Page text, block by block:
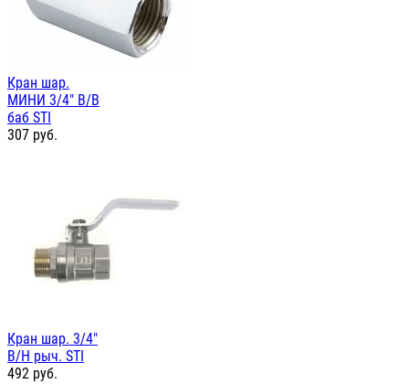
Кран шар.
МИНИ 3/4" В/В
баб STI
307 руб.
Кран шар. 3/4"
В/Н рыч. STI
492 руб.